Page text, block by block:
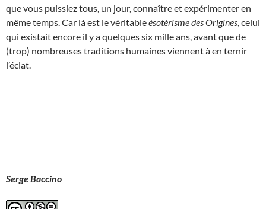
que vous puissiez tous, un jour, connaître et expérimenter en
même temps. Car là est le véritableésotérisme des Origines , celui
qui existait encore il y a quelques six mille ans, avant que de
(trop) nombreuses traditions humaines viennent à en ternir
l’éclat.
Serge Baccino